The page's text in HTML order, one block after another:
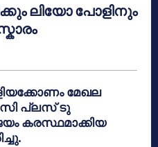
ലിയോ പോളിനും
മേഖല
പ്ലസ് ടു
കരസ്ഥമാക്കിയ